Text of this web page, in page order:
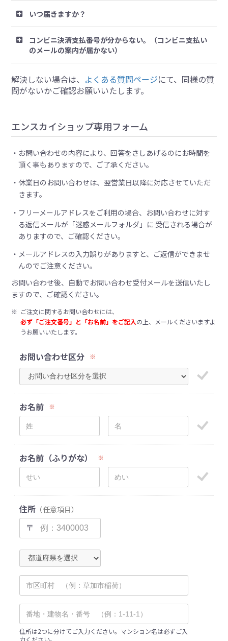
いつ届きますか？
コンビニ決済支払番号が分からない。（コンビニ支払い
のメールの案内が届かない）
解決しない場合は、 よくある質問ページにて、同様の質
問がないかご確認お願いいたします。
エンスカイショップ専用フォーム
お問い合わせの内容により、回答をさしあげるのにお時間を
頂く事もありますので、ご了承ください。
休業日のお問い合わせは、翌営業日以降に対応させていただ
きます。
フリーメールアドレスをご利用の場合、お問い合わせに対す
る返信メールが「迷惑メールフォルダ」に 受信される場合が
ありますので、ご確認ください。
メールアドレスの入力誤りがありますと、ご返信ができませ
んのでご注意ください。
お問い合わせ後、自動でお問い合わせ受付メールを送信いたし
ますので、ご確認ください。
※ ご注文に関するお問い合わせには、
必ず「ご注文番号」と「お名前」をご記入の上、メールくださいますよ
うお願いいたします。
お問い合わせ区分 ※
お名前 ※
お名前（ふりがな） ※
住所 （任意項目）
〒
住所は2つに分けてご入力ください。マンション名は必ずご入